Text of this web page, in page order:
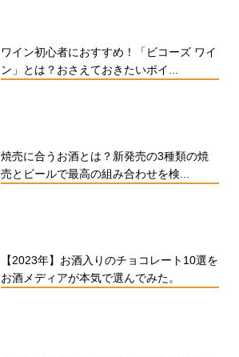
ワイン初心者におすすめ！「ビコーズ ワイ
ン」とは？おさえておきたいポイ...
焼売に合うお酒とは？新発売の3種類の焼
売とビールで最高の組み合わせを検...
【2023年】お酒入りのチョコレート10選を
お酒メディアが本気で選んでみた。